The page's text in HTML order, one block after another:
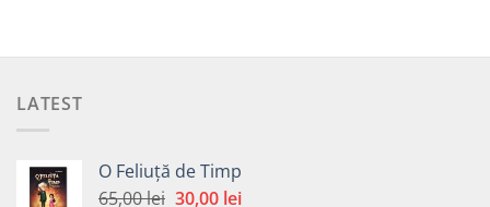
LATEST
O Feliuță de Timp
65,00lei Prețul
30,00 leiPrețul